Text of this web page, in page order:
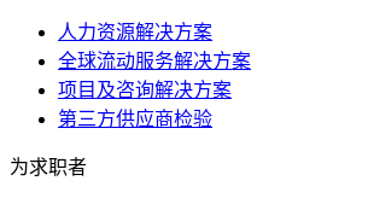
人力资源解决方案
全球流动服务解决方案
项目及咨询解决方案
第三方供应商检验
为求职者